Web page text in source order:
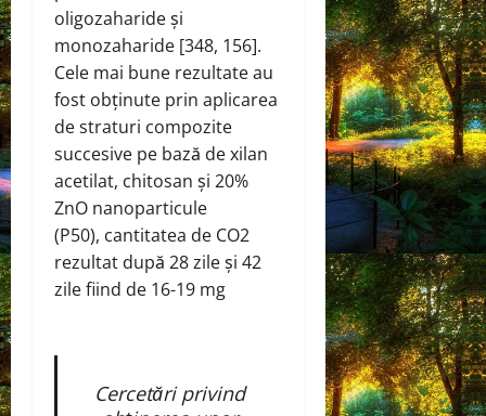
oligozaharide și
monozaharide [348, 156].
Cele mai bune rezultate au
fost obținute prin aplicarea
de straturi compozite
succesive pe bază de xilan
acetilat, chitosan și 20%
ZnO nanoparticule
(P50), cantitatea de CO2
rezultat după 28 zile și 42
zile fiind de 16-19 mg
Cercetări privind